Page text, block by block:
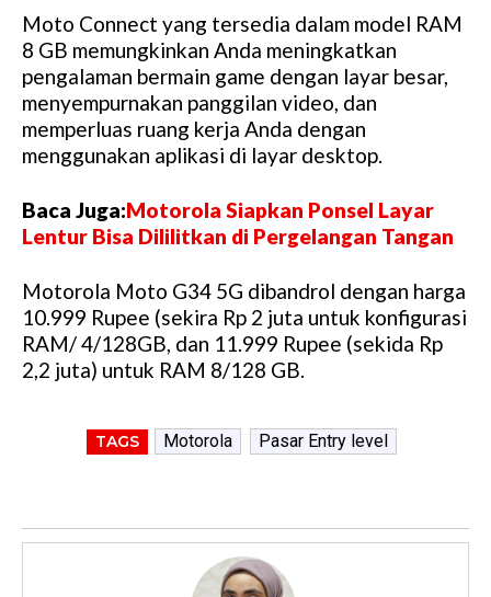
Moto Connect yang tersedia dalam model RAM
8 GB memungkinkan Anda meningkatkan
pengalaman bermain game dengan layar besar,
menyempurnakan panggilan video, dan
memperluas ruang kerja Anda dengan
menggunakan aplikasi di layar desktop.
Baca Juga:Motorola Siapkan Ponsel Layar
Lentur Bisa Dililitkan di Pergelangan Tangan
Motorola Moto G34 5G dibandrol dengan harga
10.999 Rupee (sekira Rp 2 juta untuk konfigurasi
RAM/ 4/128GB, dan 11.999 Rupee (sekida Rp
2,2 juta) untuk RAM 8/128 GB.
TAGS Motorola Pasar Entry level